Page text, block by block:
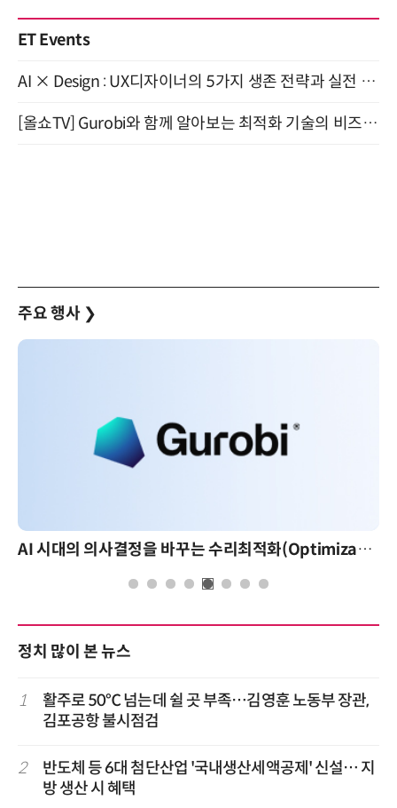
ET Events
AI × Design : UX디자이너의 5가지 생존 전략과 실전 대응 8월 28일 개최
[올쇼TV] Gurobi와 함께 알아보는 최적화 기술의 비즈니스 활용 (8월 20일 생방송)
주요 행사 ❯
AI 시대의 의사결정을 바꾸는 수리최적화(Optimization): 실제 산업 적용 사례와 활용 전략
정치 많이 본 뉴스
1
활주로 50℃ 넘는데 쉴 곳 부족…김영훈 노동부 장관,
김포공항 불시점검
2
반도체 등 6대 첨단산업 '국내생산세액공제' 신설… 지
방 생산 시 혜택